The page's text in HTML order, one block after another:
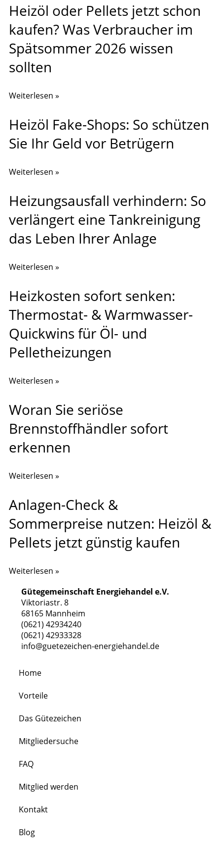
Heizöl oder Pellets jetzt schon
kaufen? Was Verbraucher im
Spätsommer 2026 wissen
sollten
Weiterlesen »
Heizöl Fake-Shops: So schützen
Sie Ihr Geld vor Betrügern
Weiterlesen »
Heizungsausfall verhindern: So
verlängert eine Tankreinigung
das Leben Ihrer Anlage
Weiterlesen »
Heizkosten sofort senken:
Thermostat- & Warmwasser-
Quickwins für Öl- und
Pelletheizungen
Weiterlesen »
Woran Sie seriöse
Brennstoffhändler sofort
erkennen
Weiterlesen »
Anlagen-Check &
Sommerpreise nutzen: Heizöl &
Pellets jetzt günstig kaufen
Weiterlesen »
Gütegemeinschaft Energiehandel e.V.
Viktoriastr. 8
68165 Mannheim
(0621) 42934240
(0621) 42933328
info@guetezeichen-energiehandel.de
Home
Vorteile
Das Gütezeichen
Mitgliedersuche
FAQ
Mitglied werden
Kontakt
Blog